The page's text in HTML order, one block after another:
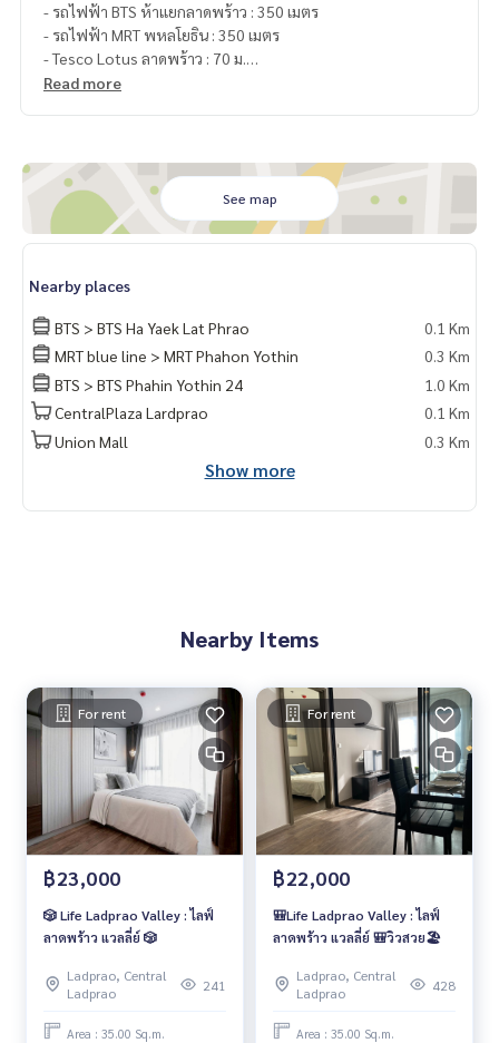
- รถไฟฟ้า BTS ห้าแยกลาดพร้าว : 350 เมตร
- รถไฟฟ้า MRT พหลโยธิน : 350 เมตร
- Tesco Lotus ลาดพร้าว : 70 ม.
- รร.หอวัง : 170 ม.
- Major รัชโยธิน : 1.3 กม.
🥰 Contact
Line : @therealproperty
WhatsApp :+66 82 269 6289
Tel
Call082-269-6289Mo for EN/TH
Read more
See map
Nearby places
BTS > BTS Ha Yaek Lat Phrao
0.1 Km
MRT blue line > MRT Phahon Yothin
0.3 Km
BTS > BTS Phahin Yothin 24
1.0 Km
CentralPlaza Lardprao
0.1 Km
Union Mall
0.3 Km
Show more
Nearby Items
For rent
฿23,000
🎲 Life Ladprao Valley : ไลฟ์
ลาดพร้าว แวลลี่ย์ 🎲
Ladprao, Central
Ladprao
241
Area : 35.00 Sq.m.
For rent
฿22,000
🎒Life Ladprao Valley : ไลฟ์
ลาดพร้าว แวลลี่ย์ 🎒วิวสวย🏖️
Ladprao, Central
Ladprao
428
Area : 35.00 Sq.m.